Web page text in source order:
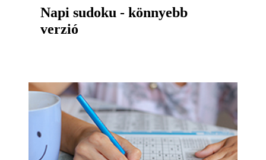
Napi sudoku - könnyebb
verzió